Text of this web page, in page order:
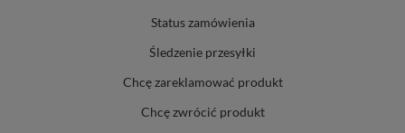
Status zamówienia
Śledzenie przesyłki
Chcę zareklamować produkt
Chcę zwrócić produkt